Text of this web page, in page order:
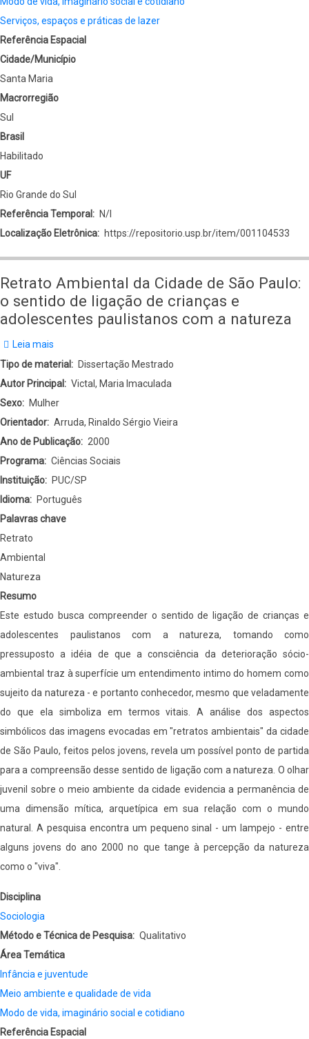
Serviços, espaços e práticas de lazer
Referência Espacial
Cidade/Município
Santa Maria
Macrorregião
Sul
Brasil
Habilitado
UF
Rio Grande do Sul
Referência Temporal
N/I
Localização Eletrônica
https://repositorio.usp.br/item/001104533
Retrato Ambiental da Cidade de São Paulo:
o sentido de ligação de crianças e
adolescentes paulistanos com a natureza
Leia mais
Retrato
Ambiental
da
Cidade
de
São
Paulo:
o
sentido
e
adolescentes
paulistanos
com
a
natureza
Tipo de material
Dissertação Mestrado
Autor Principal
Victal, Maria Imaculada
Sexo
Mulher
Orientador
Arruda, Rinaldo Sérgio Vieira
Ano de Publicação
2000
Programa
Ciências Sociais
Instituição
PUC/SP
Idioma
Português
Palavras chave
Retrato
Ambiental
Natureza
Resumo
Este estudo busca compreender o sentido de ligação de crianças e
adolescentes paulistanos com a natureza, tomando como
pressuposto a idéia de que a consciência da deterioração sócio-
ambiental traz à superfície um entendimento intimo do homem como
sujeito da natureza - e portanto conhecedor, mesmo que veladamente
do que ela simboliza em termos vitais. A análise dos aspectos
simbólicos das imagens evocadas em "retratos ambientais" da cidade
de São Paulo, feitos pelos jovens, revela um possível ponto de partida
para a compreensão desse sentido de ligação com a natureza. O olhar
juvenil sobre o meio ambiente da cidade evidencia a permanência de
uma dimensão mítica, arquetípica em sua relação com o mundo
natural. A pesquisa encontra um pequeno sinal - um lampejo - entre
alguns jovens do ano 2000 no que tange à percepção da natureza
como o "viva".
Disciplina
Sociologia
Método e Técnica de Pesquisa
Qualitativo
Área Temática
Infância e juventude
Meio ambiente e qualidade de vida
Modo de vida, imaginário social e cotidiano
Referência Espacial